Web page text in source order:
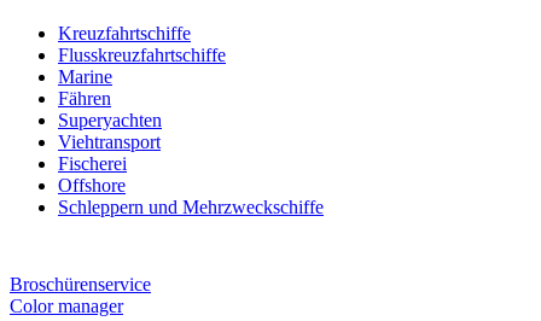
Kreuzfahrtschiffe
Flusskreuzfahrtschiffe
Marine
Fähren
Superyachten
Viehtransport
Fischerei
Offshore
Schleppern und Mehrzweckschiffe
Broschürenservice
Color manager